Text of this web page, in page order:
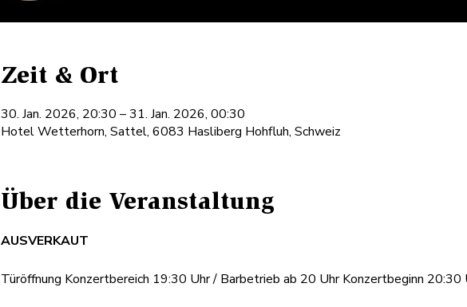
Zeit & Ort
30. Jan. 2026, 20:30 – 31. Jan. 2026, 00:30
Hotel Wetterhorn, Sattel, 6083 Hasliberg Hohfluh, Schweiz
Über die Veranstaltung
AUSVERKAUT
Türöffnung Konzertbereich 19:30 Uhr / Barbetrieb ab 20 Uhr Konzertbeginn 20:30